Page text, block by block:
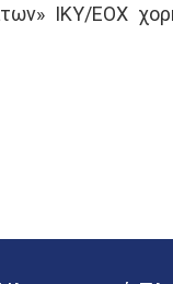
ΙΚΥ/ΕΟΧ